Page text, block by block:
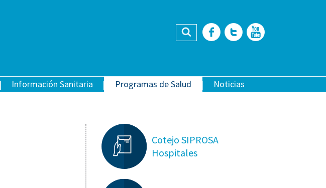
Buscar Facebook
Twitter
Información Sanitaria Programas de Salud Noticias
Cotejo SIPROSA
Hospitales